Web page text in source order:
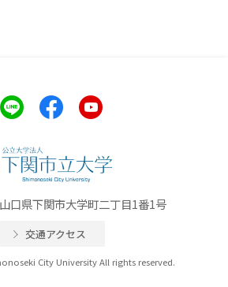
口県下関市大学町二丁目1番1号
交通アクセス
City University All rights reserved.